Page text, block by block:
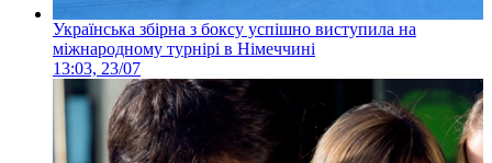
Українська збірна з боксу успішно виступила на
міжнародному турнірі в Німеччині
13:03, 23/07